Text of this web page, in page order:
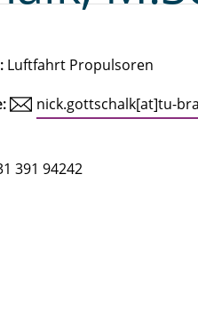
Luftfahrt Propulsoren
nick.gottschalk[at]tu-
391 94242